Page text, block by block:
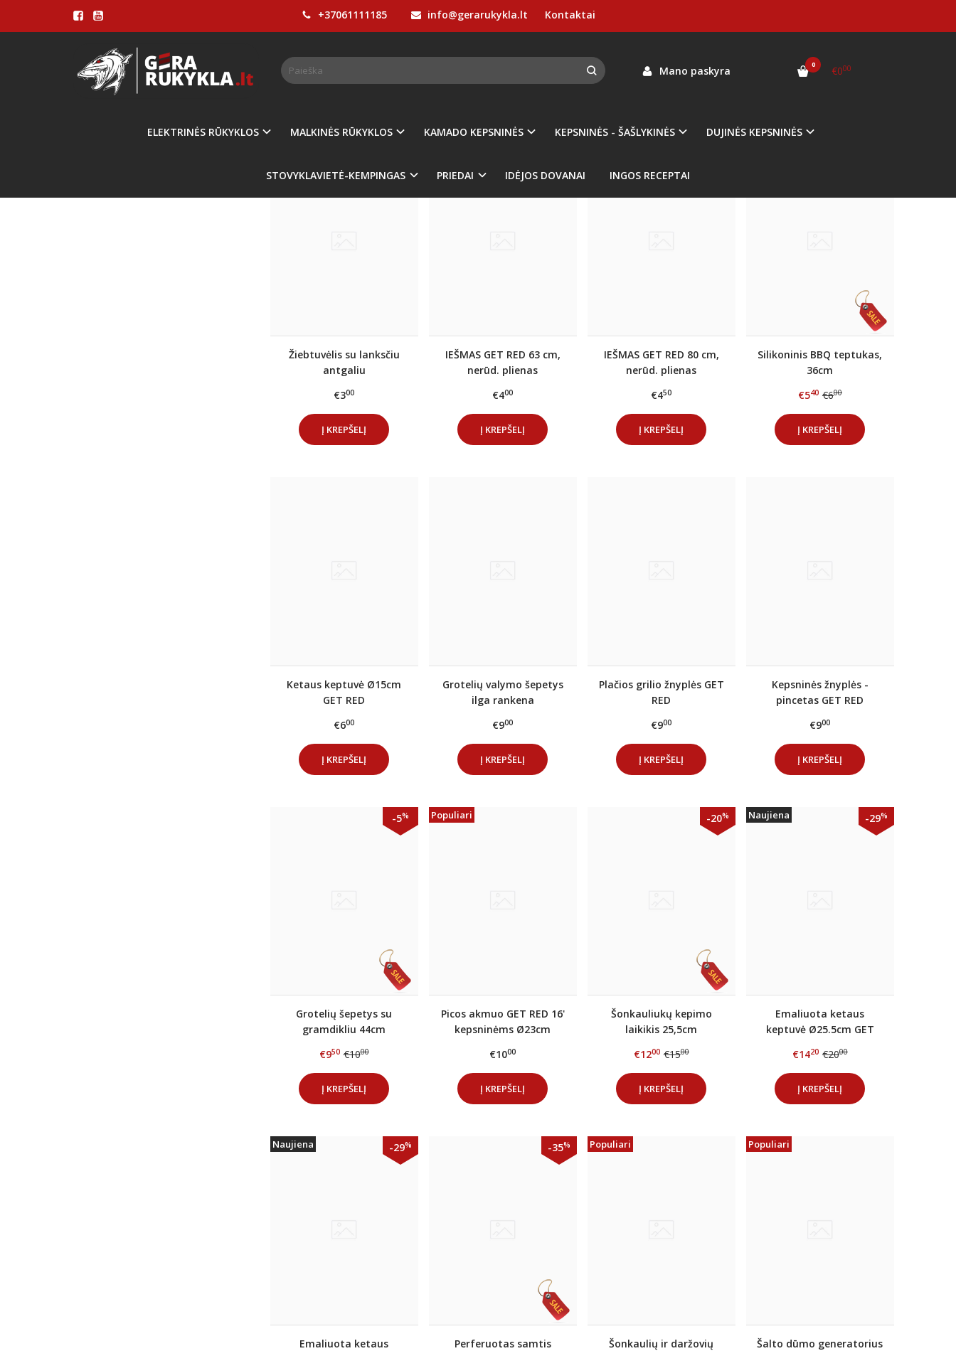
+37061111185 info@gerarukykla.lt Kontaktai
Mano paskyra 0 €000
ELEKTRINĖS RŪKYKLOS MALKINĖS RŪKYKLOS KAMADO KEPSNINĖS KEPSNINĖS - ŠAŠLYKINĖS DUJINĖS KEPSNINĖS
STOVYKLAVIETĖ-KEMPINGAS PRIEDAI IDĖJOS DOVANAI INGOS RECEPTAI
KAMADO GET RED PRIEDAI
Pagrindinis KAMADO KEPSNINĖS Kamado GET RED PRIEDAI
Žiebtuvėlis su lanksčiu
antgaliu
€300
Į KREPŠELĮ
IEŠMAS GET RED 63 cm,
nerūd. plienas
€400
Į KREPŠELĮ
IEŠMAS GET RED 80 cm,
nerūd. plienas
€450
Į KREPŠELĮ
Silikoninis BBQ teptukas,
36cm
€540 €600
Į KREPŠELĮ
Ketaus keptuvė Ø15cm
GET RED
€600
Į KREPŠELĮ
Grotelių valymo šepetys
ilga rankena
€900
Į KREPŠELĮ
Plačios grilio žnyplės GET
RED
€900
Į KREPŠELĮ
Kepsninės žnyplės -
pincetas GET RED
€900
Į KREPŠELĮ
-5%
Grotelių šepetys su
gramdikliu 44cm
€950 €1000
Į KREPŠELĮ
Populiari
Picos akmuo GET RED 16'
kepsninėms Ø23cm
€1000
Į KREPŠELĮ
-20%
Šonkauliukų kepimo
laikikis 25,5cm
€1200 €1500
Į KREPŠELĮ
Naujiena -29%
Emaliuota ketaus
keptuvė Ø25.5cm GET
€1420 €2000
Į KREPŠELĮ
Naujiena -29%
Emaliuota ketaus
-35%
Perferuotas samtis
Populiari
Šonkaulių ir daržovių
Populiari
Šalto dūmo generatorius